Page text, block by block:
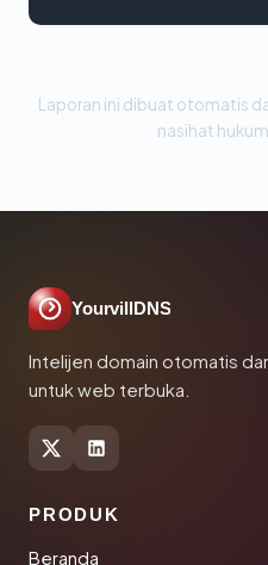
Laporan ini dibuat otomatis
nasihat
YourvillDNS
Intelijen domain otomatis
untuk web terbuka.
PRODUK
Beranda